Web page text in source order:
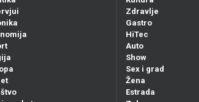
Zdravlje
Gastro
HiTec
Auto
Show
Sex i grad
Žena
Estrada